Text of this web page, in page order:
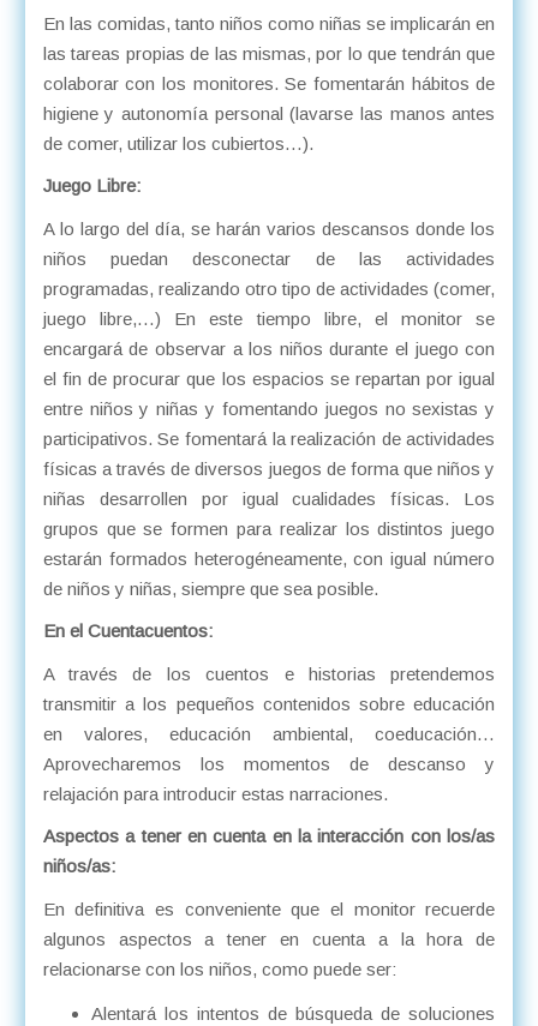
En las comidas, tanto niños como niñas se implicarán en
las tareas propias de las mismas, por lo que tendrán que
colaborar con los monitores. Se fomentarán hábitos de
higiene y autonomía personal (lavarse las manos antes
de comer, utilizar los cubiertos…).
Juego Libre:
A lo largo del día, se harán varios descansos donde los
niños puedan desconectar de las actividades
programadas, realizando otro tipo de actividades (comer,
juego libre,…) En este tiempo libre, el monitor se
encargará de observar a los niños durante el juego con
el fin de procurar que los espacios se repartan por igual
entre niños y niñas y fomentando juegos no sexistas y
participativos. Se fomentará la realización de actividades
físicas a través de diversos juegos de forma que niños y
niñas desarrollen por igual cualidades físicas. Los
grupos que se formen para realizar los distintos juego
estarán formados heterogéneamente, con igual número
de niños y niñas, siempre que sea posible.
En el Cuentacuentos:
A través de los cuentos e historias pretendemos
transmitir a los pequeños contenidos sobre educación
en valores, educación ambiental, coeducación…
Aprovecharemos los momentos de descanso y
relajación para introducir estas narraciones.
Aspectos a tener en cuenta en la interacción con los/as
niños/as:
En definitiva es conveniente que el monitor recuerde
algunos aspectos a tener en cuenta a la hora de
relacionarse con los niños, como puede ser:
Alentará los intentos de búsqueda de soluciones